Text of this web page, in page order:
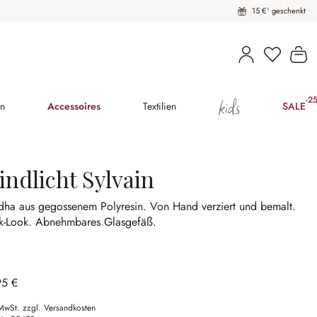
15 €¹ geschenkt
Du hast
Accessoires Textilien kids SALE-
Sylvain
aus gegossenem Polyresin.Von Hand verziert und bemalt.
Look.Abnehmbares Glasgefäß.
€
zzgl. Versandkosten